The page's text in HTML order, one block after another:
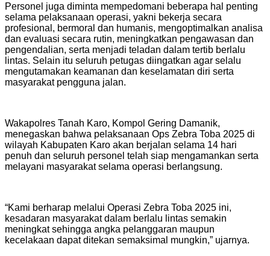
Personel juga diminta mempedomani beberapa hal penting
selama pelaksanaan operasi, yakni bekerja secara
profesional, bermoral dan humanis, mengoptimalkan analisa
dan evaluasi secara rutin, meningkatkan pengawasan dan
pengendalian, serta menjadi teladan dalam tertib berlalu
lintas. Selain itu seluruh petugas diingatkan agar selalu
mengutamakan keamanan dan keselamatan diri serta
masyarakat pengguna jalan.
Wakapolres Tanah Karo, Kompol Gering Damanik,
menegaskan bahwa pelaksanaan Ops Zebra Toba 2025 di
wilayah Kabupaten Karo akan berjalan selama 14 hari
penuh dan seluruh personel telah siap mengamankan serta
melayani masyarakat selama operasi berlangsung.
“Kami berharap melalui Operasi Zebra Toba 2025 ini,
kesadaran masyarakat dalam berlalu lintas semakin
meningkat sehingga angka pelanggaran maupun
kecelakaan dapat ditekan semaksimal mungkin,” ujarnya.